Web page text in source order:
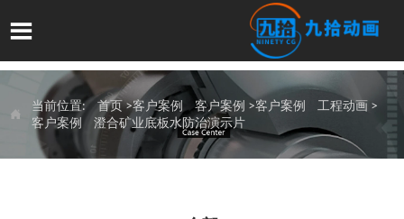


当前位置: 首页>客户案例 客户案例 >客户案例 工程动画 >
客户案例
澄合矿业底板水防治演示片